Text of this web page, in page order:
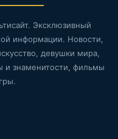
Эксклюзивный
информации. Новости,
девушки мира,
и знаменитости, фильмы